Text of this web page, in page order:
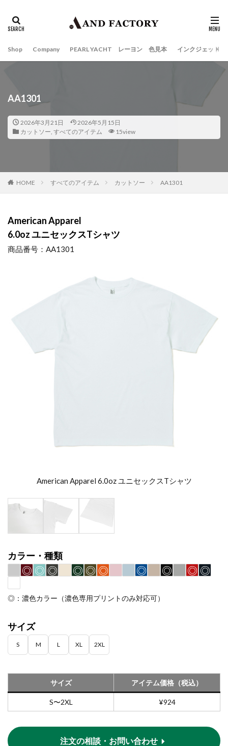
Shop Company PEARL YACHT レーヨン 色見本 インクジェット
AA1301
2026年3月21日
2026年5月15日
カットソー, すべてのアイテム 15view
HOME すべてのアイテム カットソー AA1301
American Apparel
6.0ozユニセックスTシャツ
商品番号：AA1301
American Apparel 6.0oz ユニセックスTシャツ
カラー・種類
◎ ◎ ◎ ◎ ◎ ◎ ◎ ◎ ◎ ◎
◎：濃色カラー（濃色専用プリントのみ対応可）
サイズ
S M L XL 2XL
サイズ アイテム価格（税込）
S〜2XL ¥924
注文の相談・お問い合わせ